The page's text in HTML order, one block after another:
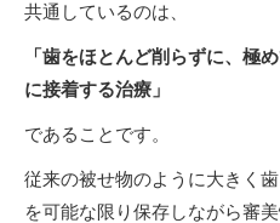
共通しているのは、
「歯をほとんど削らずに、極
に接着する治療」
であることです。
従来の被せ物のように大きく
を可能な限り保存しながら審